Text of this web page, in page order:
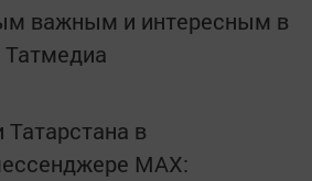
важным и интересным в
Татмедиа
Татарстана в
MАХ: